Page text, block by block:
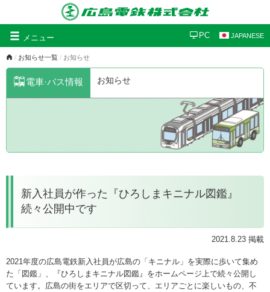
グ
ロ
ー
ル
ナ
メニュー PC JAPANESE
お知らせ一覧 お知らせ
電車·バス情報 お知らせ
新入社員が作った『ひろしまキニナル図鑑』
続々公開中です
2021.8.23 掲載
2021年度の広島電鉄新入社員が広島の「キニナル」を実際に歩いて集め
た「図鑑」、『ひろしまキニナル図鑑』をホームページ上で続々公開し
ています。広島の街をエリアで区切って、エリアごとに楽しいもの、不